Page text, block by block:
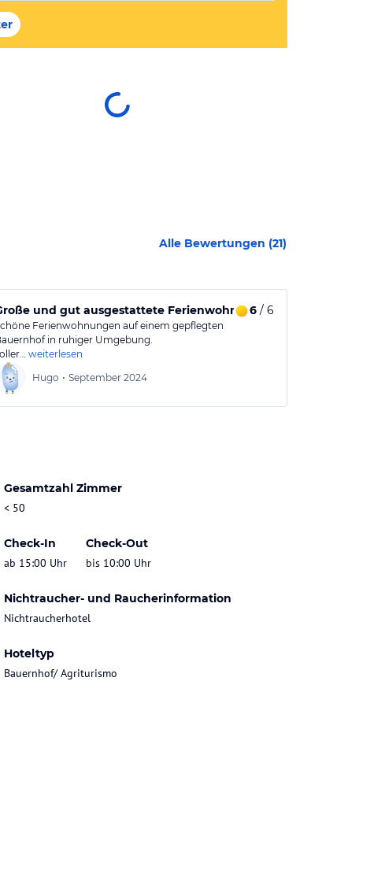
Alle Bewertungen (21)
und gut ausgestattete Ferienwohnung in ruhiger
6/ 6
Ferienwohnungen auf einem gepflegten
in ruhiger Umgebung.
weiterlesen
Hugo • September 2024
Gesamtzahl Zimmer
< 50
Check-In
ab 15:00 Uhr
Check-Out
bis 10:00 Uhr
Nichtraucher- und Raucherinformation
Nichtraucherhotel
Hoteltyp
Bauernhof/ Agriturismo